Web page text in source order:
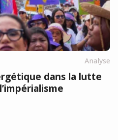
Analyse
dans la lutte